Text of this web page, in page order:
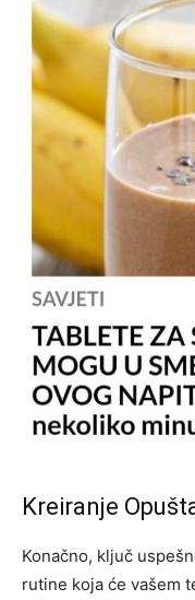
Kreiranje
Konačno, ključ
rutine koja će vašem